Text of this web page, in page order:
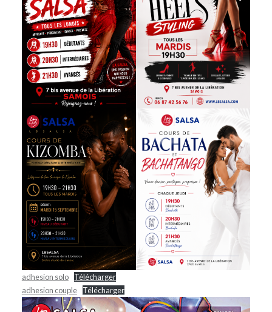
adhesion solo
Télécharger
adhesion couple
Télécharger